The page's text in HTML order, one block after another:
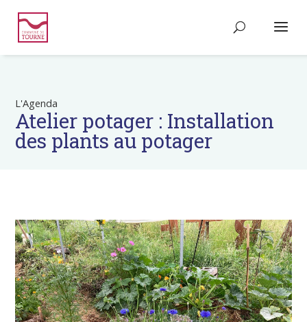
L'Agenda
Atelier potager : Installation
des plants au potager